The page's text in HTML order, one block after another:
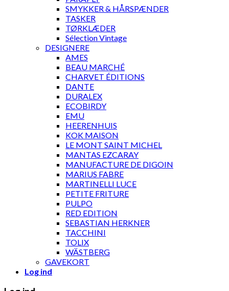
SMYKKER & HÅRSPÆNDER
TASKER
TØRKLÆDER
Sélection Vintage
DESIGNERE
AMES
BEAU MARCHÉ
CHARVET ÉDITIONS
DANTE
DURALEX
ECOBIRDY
EMU
HEERENHUIS
KOK MAISON
LE MONT SAINT MICHEL
MANTAS EZCARAY
MANUFACTURE DE DIGOIN
MARIUS FABRE
MARTINELLI LUCE
PETITE FRITURE
PULPO
RED EDITION
SEBASTIAN HERKNER
TACCHINI
TOLIX
WÄSTBERG
GAVEKORT
Log ind